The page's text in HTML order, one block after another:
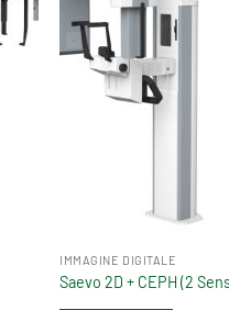
IMMAGINE DIGITALE
Saevo 2D + CEPH (2